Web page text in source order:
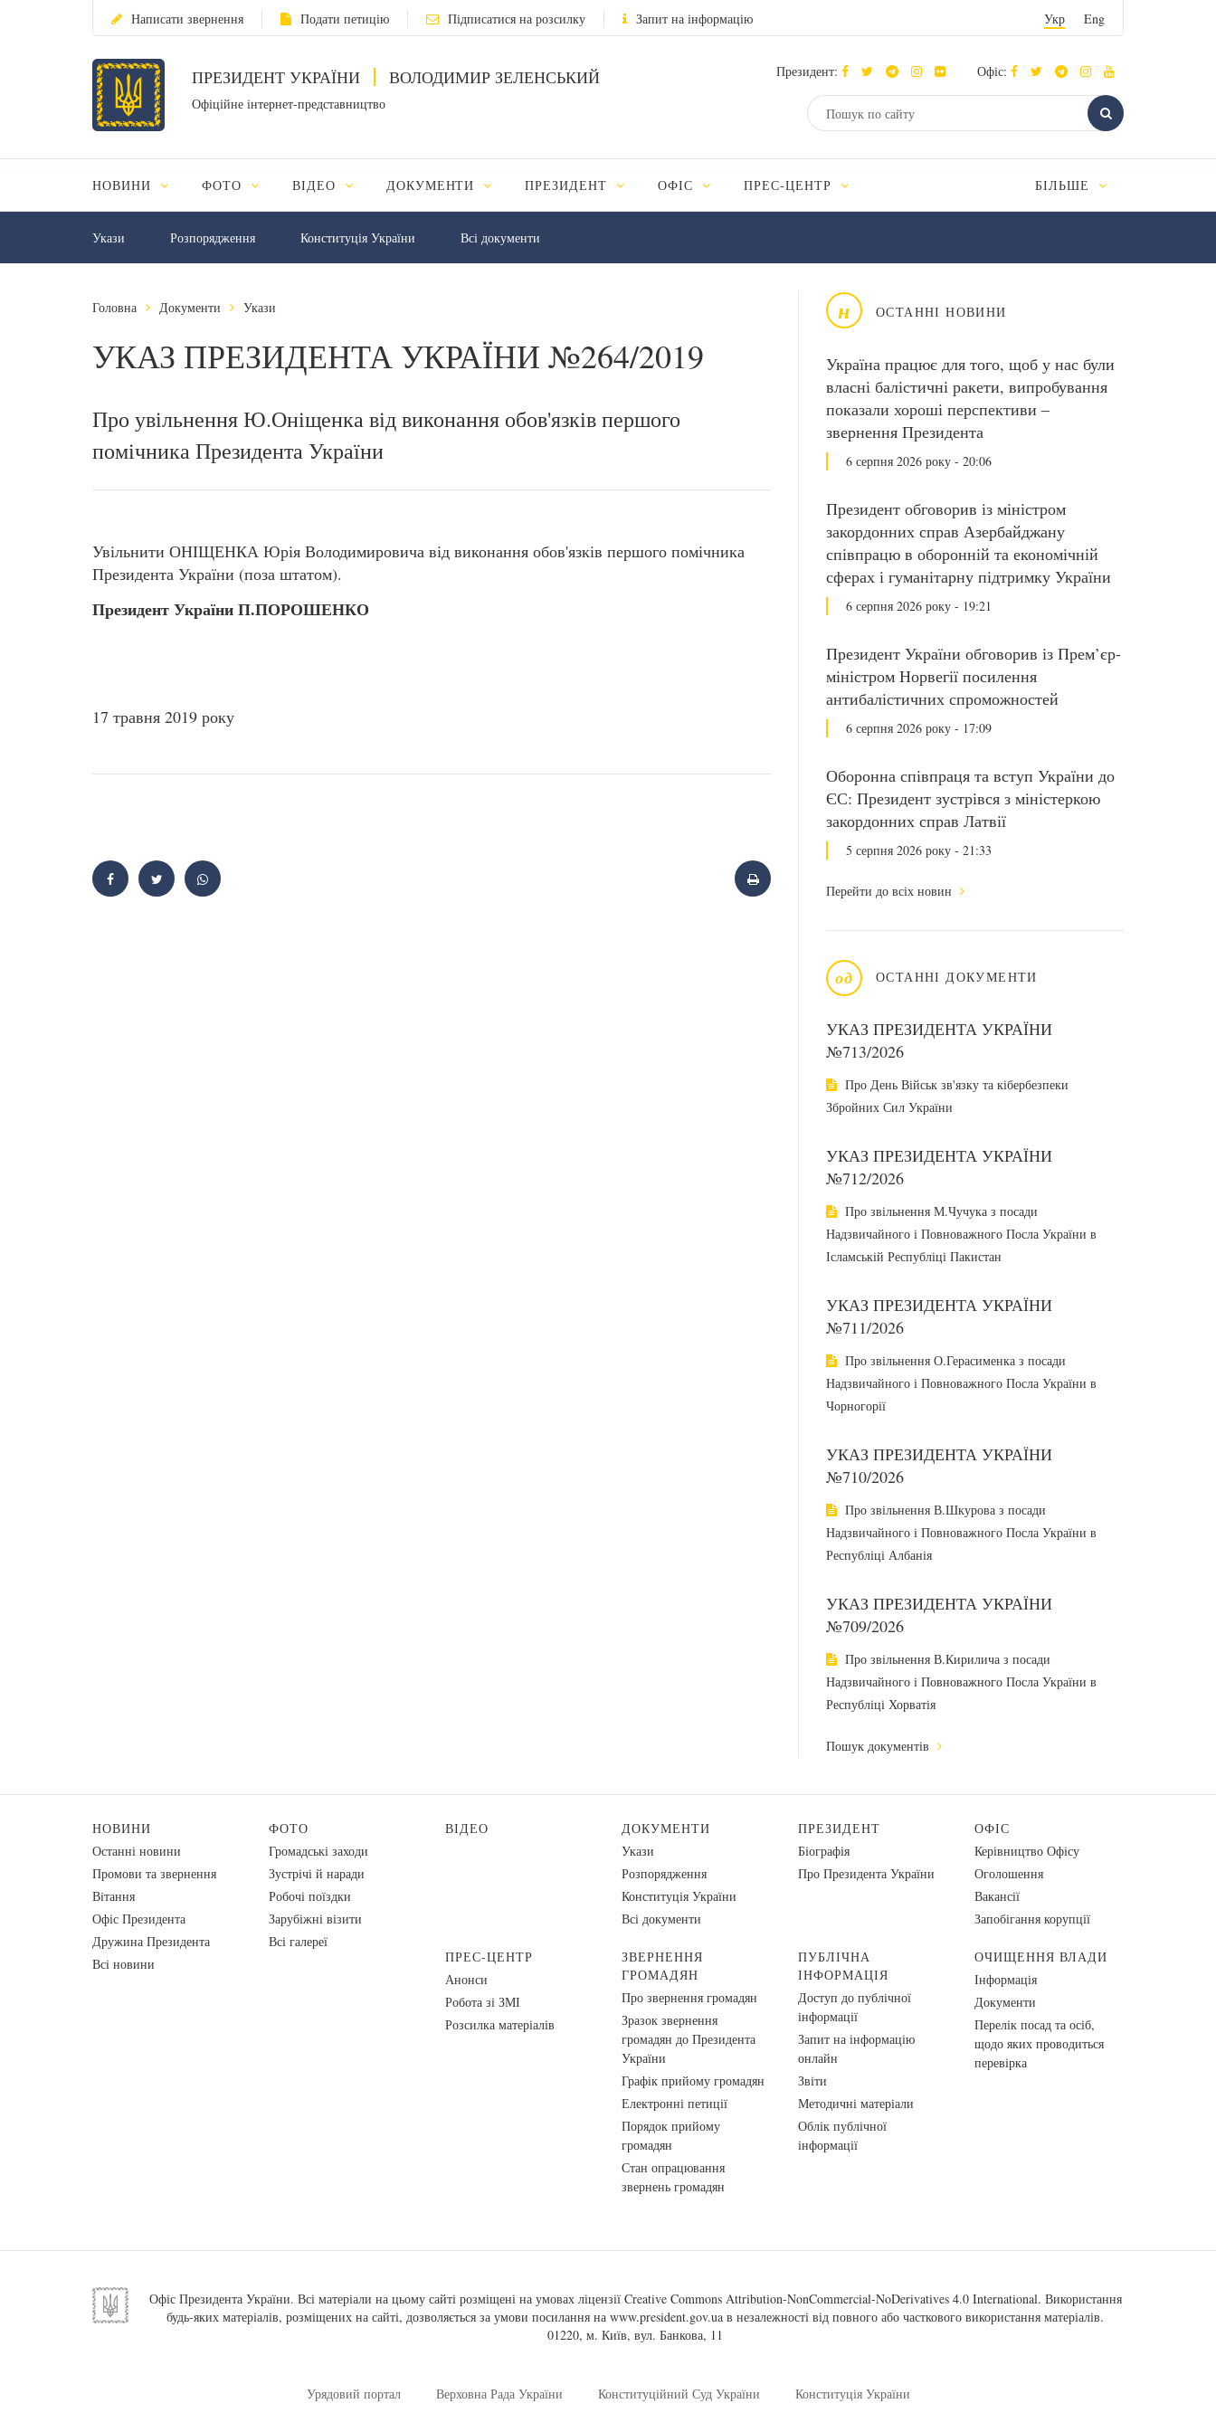
Написати звернення Подати петицію Підписатися на розсилку Запит на інформацію Укр Eng
ПРЕЗИДЕНТ УКРАЇНИ ВОЛОДИМИР ЗЕЛЕНСЬКИЙ
Офіційне інтернет-представництво
Президент: Офіс:
НОВИНИ ФОТО ВІДЕО ДОКУМЕНТИ ПРЕЗИДЕНТ ОФІС ПРЕС-ЦЕНТР БІЛЬШЕ
Укази Розпорядження Конституція України Всі документи
н ОСТАННІ НОВИНИ
Україна працює для того, щоб у нас були
власні балістичні ракети, випробування
показали хороші перспективи –
звернення Президента
6 серпня 2026 року - 20:06
Президент обговорив із міністром
закордонних справ Азербайджану
співпрацю в оборонній та економічній
сферах і гуманітарну підтримку України
6 серпня 2026 року - 19:21
Президент України обговорив із Прем’єр-
міністром Норвегії посилення
антибалістичних спроможностей
6 серпня 2026 року - 17:09
Оборонна співпраця та вступ України до
ЄС: Президент зустрівся з міністеркою
закордонних справ Латвії
5 серпня 2026 року - 21:33
Перейти до всіх новин
од ОСТАННІ ДОКУМЕНТИ
УКАЗ ПРЕЗИДЕНТА УКРАЇНИ
№713/2026
Про День Військ зв'язку та кібербезпеки
Збройних Сил України
УКАЗ ПРЕЗИДЕНТА УКРАЇНИ
№712/2026
Про звільнення М.Чучука з посади
Надзвичайного і Повноважного Посла України в
Ісламській Республіці Пакистан
УКАЗ ПРЕЗИДЕНТА УКРАЇНИ
№711/2026
Про звільнення О.Герасименка з посади
Надзвичайного і Повноважного Посла України в
Чорногорії
УКАЗ ПРЕЗИДЕНТА УКРАЇНИ
№710/2026
Про звільнення В.Шкурова з посади
Надзвичайного і Повноважного Посла України в
Республіці Албанія
УКАЗ ПРЕЗИДЕНТА УКРАЇНИ
№709/2026
Про звільнення В.Кирилича з посади
Надзвичайного і Повноважного Посла України в
Республіці Хорватія
Пошук документів
Головна Документи Укази
УКАЗ ПРЕЗИДЕНТА УКРАЇНИ №264/2019
Про увільнення Ю.Оніщенка від виконання обов'язків першого
помічника Президента України
Увільнити ОНІЩЕНКА Юрія Володимировича від виконання обов'язків першого помічника
Президента України (поза штатом).
Президент України П.ПОРОШЕНКО
17 травня 2019 року
НОВИНИ
Останні новини
Промови та звернення
Вiтання
Офіс Президента
Дружина Президента
Всі новини
ФОТО
Громадські заходи
Зустрічі й наради
Робочі поїздки
Зарубіжні візити
Всі галереї
ВІДЕО
ДОКУМЕНТИ
Укази
Розпорядження
Конституція України
Всі документи
ПРЕЗИДЕНТ
Біографія
Про Президента України
ОФІС
Керівництво Офісу
Оголошення
Вакансії
Запобігання корупції
ПРЕС-ЦЕНТР
Анонси
Робота зі ЗМІ
Розсилка матеріалів
ЗВЕРНЕННЯ
ГРОМАДЯН
Про звернення громадян
Зразок звернення
громадян до Президента
України
Графік прийому громадян
Електронні петиції
Порядок прийому
громадян
Стан опрацювання
звернень громадян
ПУБЛІЧНА
ІНФОРМАЦІЯ
Доступ до публічної
інформації
Запит на інформацію
онлайн
Звіти
Методичні матеріали
Облік публічної
інформації
ОЧИЩЕННЯ ВЛАДИ
Інформація
Документи
Перелік посад та осіб,
щодо яких проводиться
перевірка
Офіс Президента України. Всі матеріали на цьому сайті розміщені на умовах ліцензії Creative Commons Attribution-NonCommercial-NoDerivatives 4.0 International. Використання
будь-яких матеріалів, розміщених на сайті, дозволяється за умови посилання на www.president.gov.ua в незалежності від повного або часткового використання матеріалів.
01220, м. Київ, вул. Банкова, 11
Урядовий портал Верховна Рада України Конституційний Суд України Конституція України